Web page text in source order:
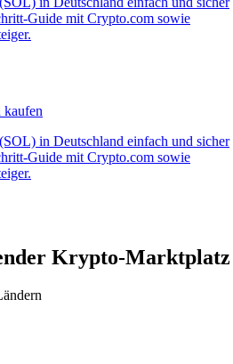
Guide mit Crypto.com sowie
kaufen
in Deutschland einfach und sicher
Guide mit Crypto.com sowie
Krypto-Marktplatz